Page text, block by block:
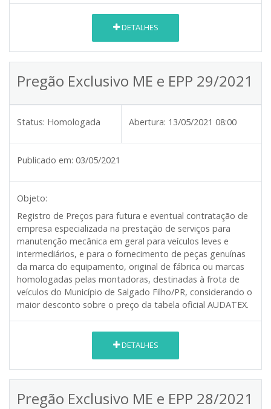
DETALHES
Pregão Exclusivo ME e EPP 29/2021
Status: Homologada Abertura: 13/05/2021 08:00
Publicado em: 03/05/2021
Objeto:
Registro de Preços para futura e eventual contratação de
empresa especializada na prestação de serviços para
manutenção mecânica em geral para veículos leves e
intermediários, e para o fornecimento de peças genuínas
da marca do equipamento, original de fábrica ou marcas
homologadas pelas montadoras, destinadas à frota de
veículos do Município de Salgado Filho/PR, considerando o
maior desconto sobre o preço da tabela oficial AUDATEX.
DETALHES
Pregão Exclusivo ME e EPP 28/2021